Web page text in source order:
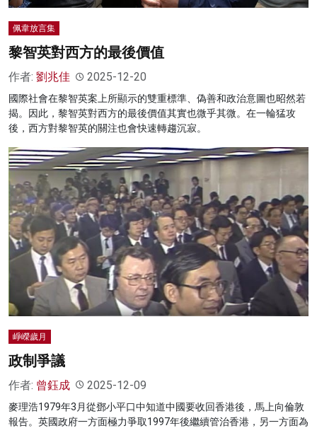
佩韋放言集
黎智英對西方的最後價值
作者: 劉兆佳 2025-12-20
國際社會在黎智英案上所顯示的雙重標準、偽善和政治意圖也昭然若
揭。因此，黎智英對西方的最後價值其實也微乎其微。在一輪猛攻
後，西方對黎智英的關注也會快速轉趨沉寂。
崢嶸歲月
政制爭議
作者: 曾鈺成 2025-12-09
麥理浩1979年3月從鄧小平口中知道中國要收回香港後，馬上向倫敦
報告。英國政府一方面極力爭取1997年後繼續管治香港，另一方面為